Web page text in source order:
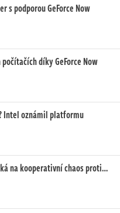
s podporou GeForce Now
díky GeForce Now
Intel oznámil platformu
na kooperativní chaos proti…